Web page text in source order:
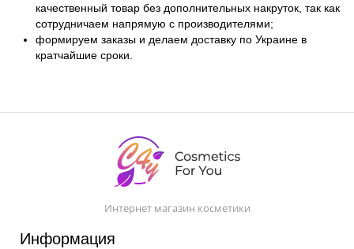
качественный товар без дополнительных накруток, так как
сотрудничаем напрямую с производителями;
формируем заказы и делаем доставку по Украине в
кратчайшие сроки.
Интернет магазин косметики
Информация